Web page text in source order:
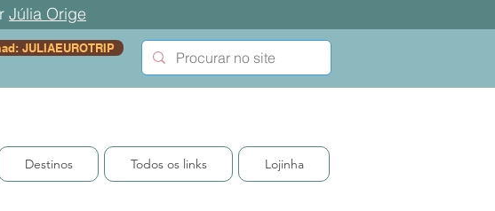
Júlia Orige
JULIAEUROTRIP
Destinos Todos os links Lojinha